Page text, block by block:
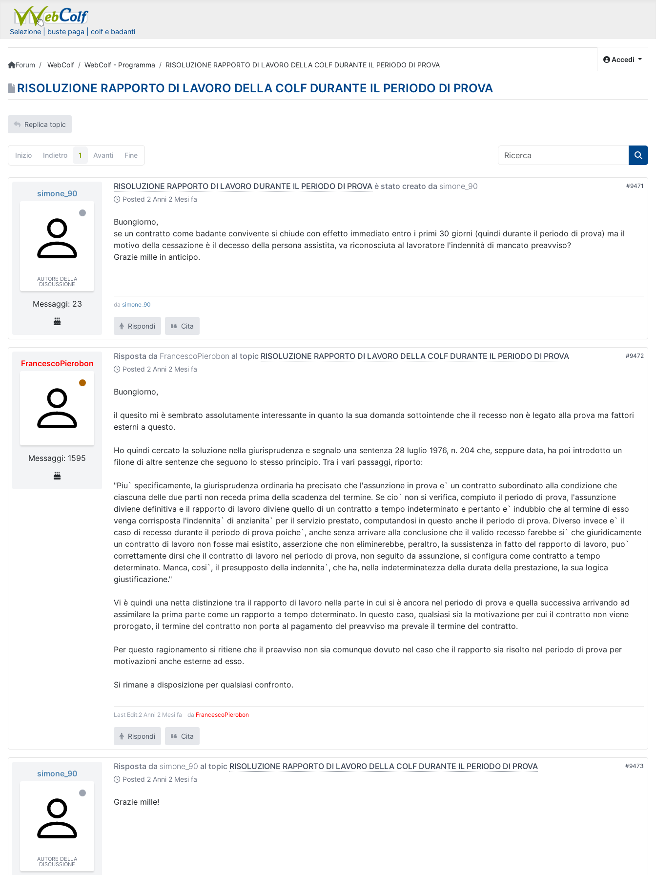
Selezione | buste paga | colf e badanti
Accedi
Forum WebColf WebColf - Programma RISOLUZIONE RAPPORTO DI LAVORO DELLA COLF DURANTE IL PERIODO DI PROVA
RISOLUZIONE RAPPORTO DI LAVORO DELLA COLF DURANTE IL PERIODO DI PROVA
Replica topic
Inizio Indietro 1 Avanti Fine
simone_90
AUTORE DELLA
DISCUSSIONE
Messaggi: 23
RISOLUZIONE RAPPORTO DI LAVORO DURANTE IL PERIODO DI PROVA è stato creato da simone_90
Posted 2 Anni 2 Mesi fa
#9471
Buongiorno,
se un contratto come badante convivente si chiude con effetto immediato entro i primi 30 giorni (quindi durante il periodo di prova) ma il
motivo della cessazione è il decesso della persona assistita, va riconosciuta al lavoratore l'indennità di mancato preavviso?
Grazie mille in anticipo.
da simone_90
Rispondi Cita
FrancescoPierobon
Messaggi: 1595
Risposta da FrancescoPierobon al topic RISOLUZIONE RAPPORTO DI LAVORO DELLA COLF DURANTE IL PERIODO DI PROVA
Posted 2 Anni 2 Mesi fa
#9472
Buongiorno,
il quesito mi è sembrato assolutamente interessante in quanto la sua domanda sottointende che il recesso non è legato alla prova ma fattori
esterni a questo.
Ho quindi cercato la soluzione nella giurisprudenza e segnalo una sentenza 28 luglio 1976, n. 204 che, seppure data, ha poi introdotto un
filone di altre sentenze che seguono lo stesso principio. Tra i vari passaggi, riporto:
"Piu` specificamente, la giurisprudenza ordinaria ha precisato che l'assunzione in prova e` un contratto subordinato alla condizione che
ciascuna delle due parti non receda prima della scadenza del termine. Se cio` non si verifica, compiuto il periodo di prova, l'assunzione
diviene definitiva e il rapporto di lavoro diviene quello di un contratto a tempo indeterminato e pertanto e` indubbio che al termine di esso
venga corrisposta l'indennita` di anzianita` per il servizio prestato, computandosi in questo anche il periodo di prova. Diverso invece e` il
caso di recesso durante il periodo di prova poiche`, anche senza arrivare alla conclusione che il valido recesso farebbe si` che giuridicamente
un contratto di lavoro non fosse mai esistito, asserzione che non eliminerebbe, peraltro, la sussistenza in fatto del rapporto di lavoro, puo`
correttamente dirsi che il contratto di lavoro nel periodo di prova, non seguito da assunzione, si configura come contratto a tempo
determinato. Manca, cosi`, il presupposto della indennita`, che ha, nella indeterminatezza della durata della prestazione, la sua logica
giustificazione."
Vi è quindi una netta distinzione tra il rapporto di lavoro nella parte in cui si è ancora nel periodo di prova e quella successiva arrivando ad
assimilare la prima parte come un rapporto a tempo determinato. In questo caso, qualsiasi sia la motivazione per cui il contratto non viene
prorogato, il termine del contratto non porta al pagamento del preavviso ma prevale il termine del contratto.
Per questo ragionamento si ritiene che il preavviso non sia comunque dovuto nel caso che il rapporto sia risolto nel periodo di prova per
motivazioni anche esterne ad esso.
Si rimane a disposizione per qualsiasi confronto.
Last Edit:2 Anni 2 Mesi fa da FrancescoPierobon
Rispondi Cita
simone_90
AUTORE DELLA
DISCUSSIONE
Risposta da simone_90 al topic RISOLUZIONE RAPPORTO DI LAVORO DELLA COLF DURANTE IL PERIODO DI PROVA
Posted 2 Anni 2 Mesi fa
#9473
Grazie mille!